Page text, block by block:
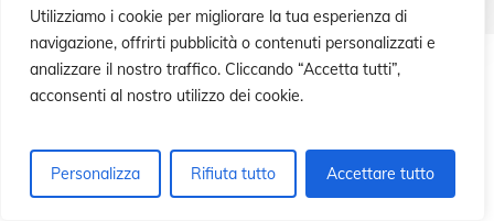
Utilizziamo i cookie per migliorare la tua esperienza di
navigazione, offrirti pubblicità o contenuti personalizzati e
analizzare il nostro traffico. Cliccando “Accetta tutti”,
acconsenti al nostro utilizzo dei cookie.
Personalizza Rifiuta tutto Accettare tutto
¿Cómo ayudar a nuestras misiones?
¡Infórmate!